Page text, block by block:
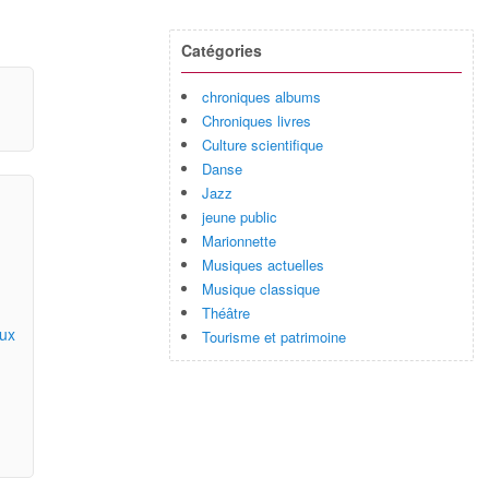
Catégories
chroniques albums
Chroniques livres
Culture scientifique
Danse
Jazz
jeune public
Marionnette
Musiques actuelles
Musique classique
Théâtre
Tourisme et patrimoine